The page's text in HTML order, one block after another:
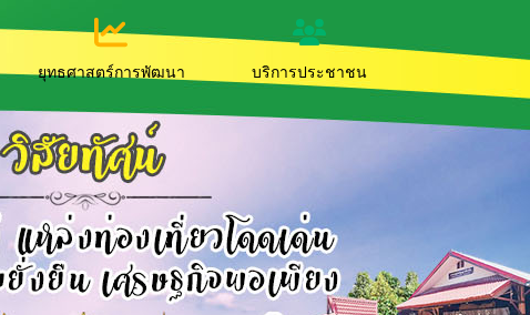
ยุทธศาสตร์การพัฒนา บริการประชาชน